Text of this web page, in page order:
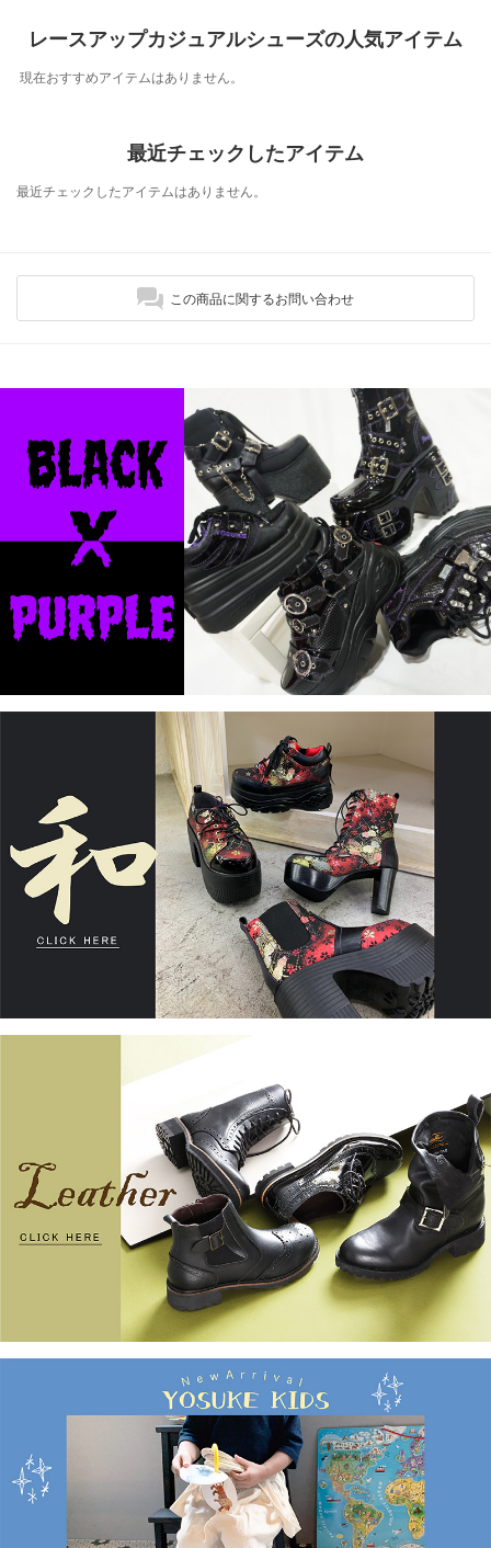
レースアップカジュアルシューズの人気アイテム
現在おすすめアイテムはありません。
最近チェックしたアイテム
最近チェックしたアイテムはありません。
この商品に関するお問い合わせ